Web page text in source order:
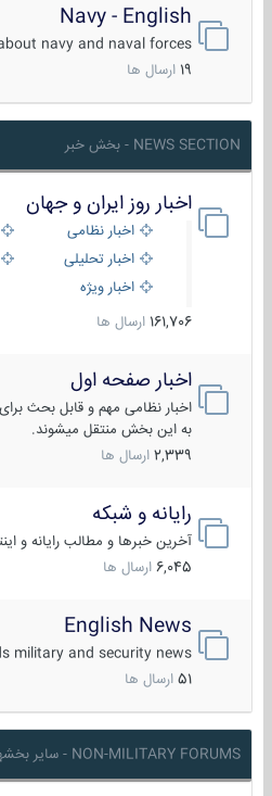
Navy - English
about navy and naval forces!
ارسال ها
NEWS SECTION - بخش خبر
اخبار روز ایران و جهان
اخبار نظامی
اخبار تحلیلی
اخبار ویژه
161,706 ارسال ها
اخبار صفحه اول
اخبار نظامی مهم و قابل بحث برای
به این بخش منتقل میشوند.
2,339 ارسال ها
رایانه و شبکه
آخرین خبرها و مطالب رایانه و
6,045 ارسال ها
English News
military and security news
51 ارسال ها
NON-MILITARY FORUMS - سایر بخشها